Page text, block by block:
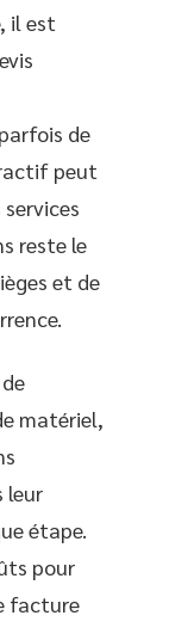
il est
de
peut
reste le
et de
matériel,
leur
étape.
pour
facture